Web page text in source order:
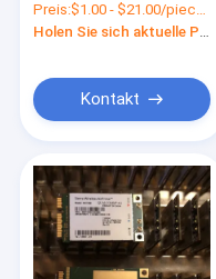
Kategorie 4
Preis:$1.00 - $21.00/pieces
Kontakt